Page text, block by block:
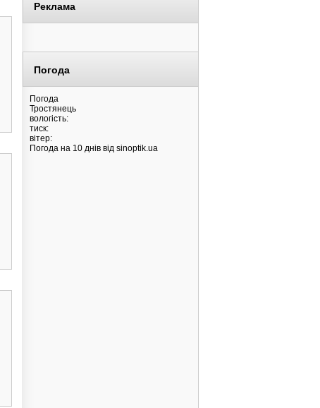
Реклама
Погода
Погода
Тростянець
вологість:
тиск:
вітер:
Погода на 10 днів від sinoptik.ua